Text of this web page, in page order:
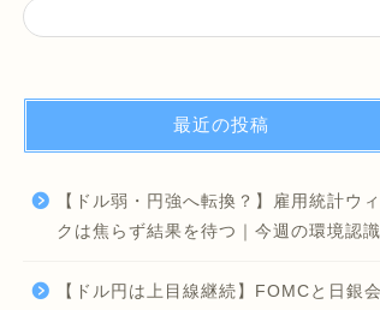
最近の投稿
【ドル弱・円強へ転換？】雇用統計ウ
クは焦らず結果を待つ｜今週の環境認識
【ドル円は上目線継続】FOMCと日銀